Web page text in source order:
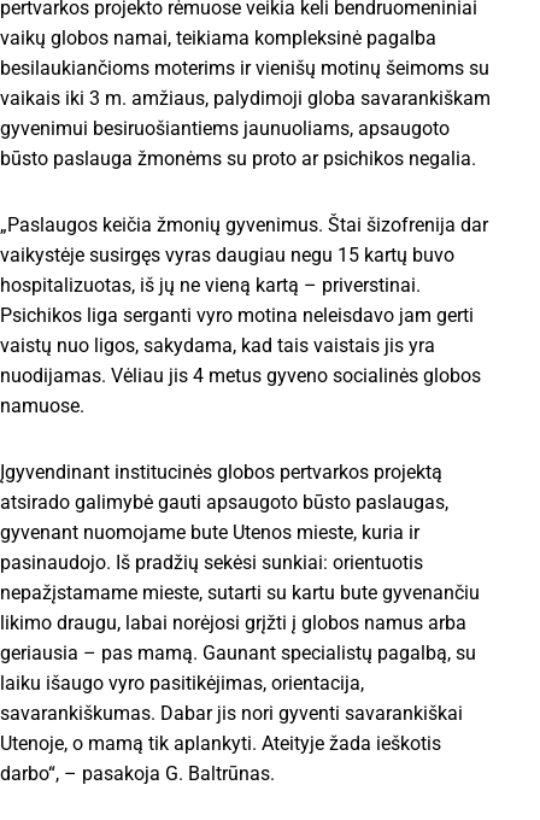
pertvarkos projekto rėmuose veikia keli bendruomeniniai
vaikų globos namai, teikiama kompleksinė pagalba
besilaukiančioms moterims ir vienišų motinų šeimoms su
vaikais iki 3 m. amžiaus, palydimoji globa savarankiškam
gyvenimui besiruošiantiems jaunuoliams, apsaugoto
būsto paslauga žmonėms su proto ar psichikos negalia.
„Paslaugos keičia žmonių gyvenimus. Štai šizofrenija dar
vaikystėje susirgęs vyras daugiau negu 15 kartų buvo
hospitalizuotas, iš jų ne vieną kartą – priverstinai.
Psichikos liga serganti vyro motina neleisdavo jam gerti
vaistų nuo ligos, sakydama, kad tais vaistais jis yra
nuodijamas. Vėliau jis 4 metus gyveno socialinės globos
namuose.
Įgyvendinant institucinės globos pertvarkos projektą
atsirado galimybė gauti apsaugoto būsto paslaugas,
gyvenant nuomojame bute Utenos mieste, kuria ir
pasinaudojo. Iš pradžių sekėsi sunkiai: orientuotis
nepažįstamame mieste, sutarti su kartu bute gyvenančiu
likimo draugu, labai norėjosi grįžti į globos namus arba
geriausia – pas mamą. Gaunant specialistų pagalbą, su
laiku išaugo vyro pasitikėjimas, orientacija,
savarankiškumas. Dabar jis nori gyventi savarankiškai
Utenoje, o mamą tik aplankyti. Ateityje žada ieškotis
darbo“, – pasakoja G. Baltrūnas.